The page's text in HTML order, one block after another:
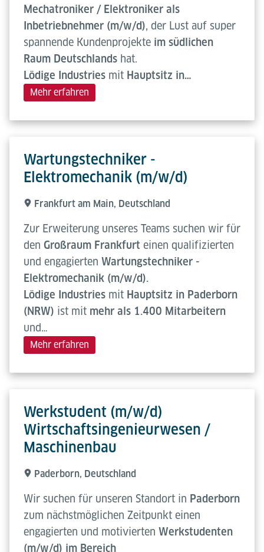
Mechatroniker / Elektroniker als
Inbetriebnehmer (m/w/d), der Lust auf super
spannende Kundenprojekte im südlichen
Raum Deutschlands hat.
Lödige Industries mit Hauptsitz in…
Mehr erfahren
Wartungstechniker -
Elektromechanik (m/w/d)
Frankfurt am Main, Deutschland
Zur Erweiterung unseres Teams suchen wir für
den Großraum Frankfurt einen qualifizierten
und engagierten Wartungstechniker -
Elektromechanik (m/w/d).
Lödige Industries mit Hauptsitz in Paderborn
(NRW) ist mit mehr als 1.400 Mitarbeitern
und…
Mehr erfahren
Werkstudent (m/w/d)
Wirtschaftsingenieurwesen /
Maschinenbau
Paderborn, Deutschland
Wir suchen für unseren Standort in Paderborn
zum nächstmöglichen Zeitpunkt einen
engagierten und motivierten Werkstudenten
(m/w/d) im Bereich